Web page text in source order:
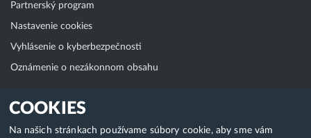
COOKIES
Na našich stránkach používame súbory cookie, aby sme vám
Partnerský program
Nastavenie cookies
Vyhlásenie o kyberbezpečnosti
Oznámenie o nezákonnom obsahu
Klientská zóna
WebAdmin